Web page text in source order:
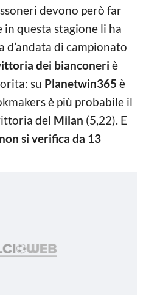
devono però far
in questa stagione li ha
d’andata di campionato
dei bianconeri è
su Planetwin365 è
è più probabile il
del Milan (5,22). E
si verifica da 13